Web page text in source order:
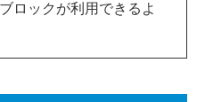
ロックが利用できるよ